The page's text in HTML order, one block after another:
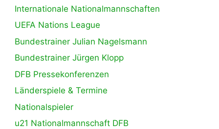
Internationale Nationalmannschaften
UEFA Nations League
Bundestrainer Julian Nagelsmann
Bundestrainer Jürgen Klopp
DFB Pressekonferenzen
Länderspiele & Termine
Nationalspieler
u21 Nationalmannschaft DFB